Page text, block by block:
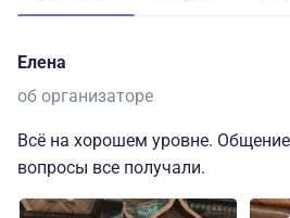
Елена
об организаторе
Всё на хорошем уровне.
вопросы все получали.